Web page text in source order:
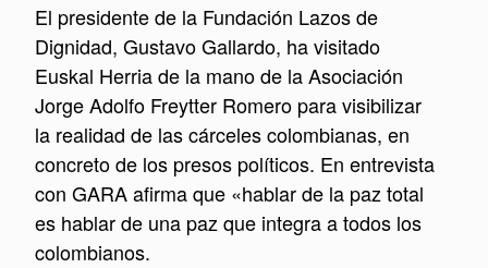
El presidente de la Fundación Lazos de
Dignidad, Gustavo Gallardo, ha visitado
Euskal Herria de la mano de la Asociación
Jorge Adolfo Freytter Romero para visibilizar
la realidad de las cárceles colombianas, en
concreto de los presos políticos. En entrevista
con GARA afirma que «hablar de la paz total
es hablar de una paz que integra a todos los
colombianos.